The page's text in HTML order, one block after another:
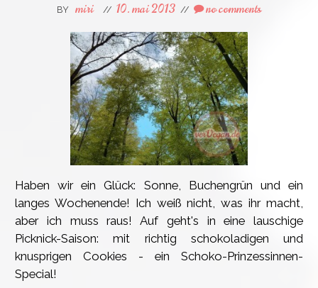
BY miri // 10. mai 2013 // no comments
Haben wir ein Glück: Sonne, Buchengrün und ein
langes Wochenende! Ich weiß nicht, was ihr macht,
aber ich muss raus! Auf geht's in eine lauschige
Picknick-Saison: mit richtig schokoladigen und
knusprigen Cookies - ein Schoko-Prinzessinnen-
Special!